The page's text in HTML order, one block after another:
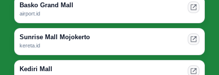
Basko Grand Mall
airport.id
Sunrise Mall Mojokerto
kereta.id
Kediri Mall